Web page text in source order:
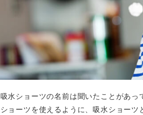
吸水ショーツの名前は聞いたことがあ
ショーツを使えるように、吸水ショーツ